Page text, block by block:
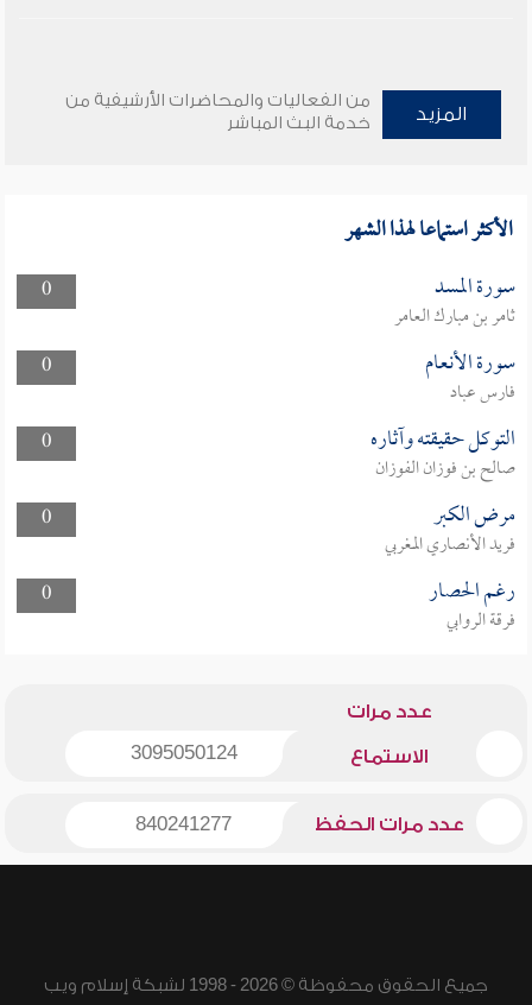
المزيد
من الفعاليات والمحاضرات الأرشيفية من
خدمة البث المباشر
الأكثر استماعا لهذا الشهر
0 سورة المسد
ثامر بن مبارك العامر
0
سورة الأنعام
فارس عباد
0
التوكل حقيقته وآثاره
صالح بن فوزان الفوزان
0
مرض الكبر
فريد الأنصاري المغربي
0
رغم الحصار
فرقة الروابي
عدد مرات
الاستماع 3095050124
عدد مرات الحفظ 840241277
جميع الحقوق محفوظة © 2026 - 1998 لشبكة إسلام ويب